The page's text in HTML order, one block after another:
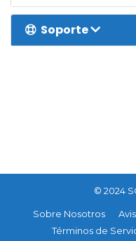
Soporte
© 2024
Sobre Nosotros
Términos de